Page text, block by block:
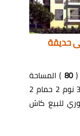
حديقة
(
80 ) المساحة
بحري و غربي تطل على حديقة تشمل 3 نوم 2 حمام 2
للبيع كاش